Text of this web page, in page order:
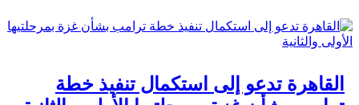
القاهرة تدعو إلى استكمال تنفيذ خطة